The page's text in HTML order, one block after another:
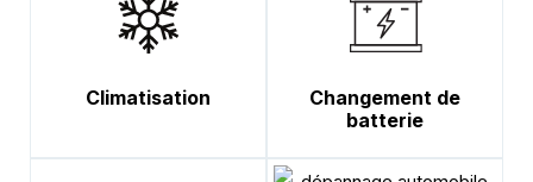
Climatisation
Changement de
batterie